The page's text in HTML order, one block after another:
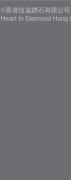
©香港恆遠鑽石有限公
Heart In Diamond Hong